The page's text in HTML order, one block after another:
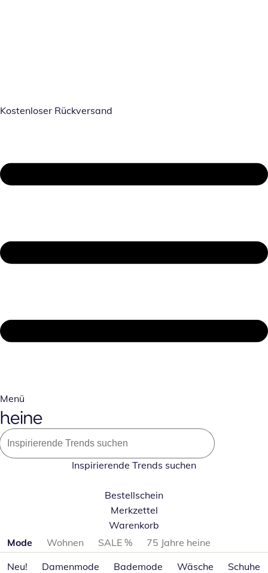
Kostenloser Rückversand
Menü
Inspirierende Trends suchen
Bestellschein
Merkzettel
Warenkorb
Produktkategorien überspringen
Mode Wohnen SALE %
75 Jahre heine
Neu!
Damenmode Bademode Wäsche Schuhe